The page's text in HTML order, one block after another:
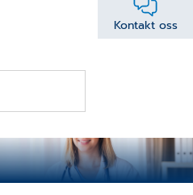
Kontakt oss
avvikles
mottak av fastlegelister